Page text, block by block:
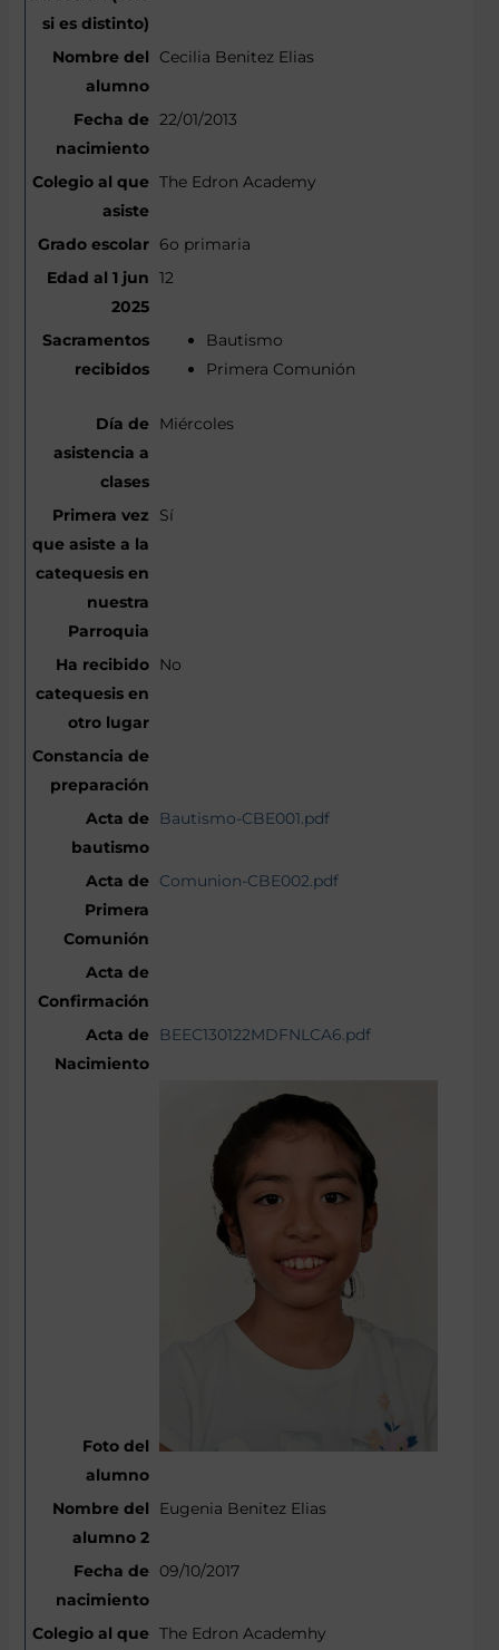
Cecilia Benitez Elias
22/01/2013
The Edron Academy
6o primaria
12
Bautismo
Primera Comunión
Miércoles
Sí
No
Bautismo-CBE001.pdf
Comunion-CBE002.pdf
BEEC130122MDFNLCA6.pdf
Eugenia Benitez Elias
09/10/2017
The Edron Academhy